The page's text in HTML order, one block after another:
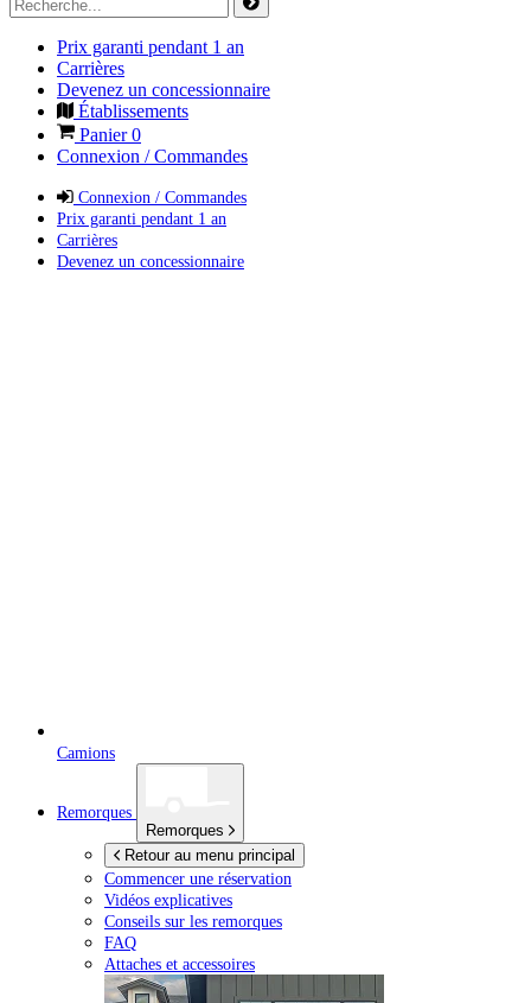
Prix garanti pendant 1 an
Carrières
Devenez un concessionnaire
Établissements
Panier0
Connexion / Commandes
Connexion / Commandes
Prix garanti pendant 1 an
Carrières
Devenez un concessionnaire
Camions
Remorques
Remorques
Retour au menu principal
Commencer une réservation
Vidéos explicatives
Conseils sur les remorques
FAQ
Attaches et accessoires